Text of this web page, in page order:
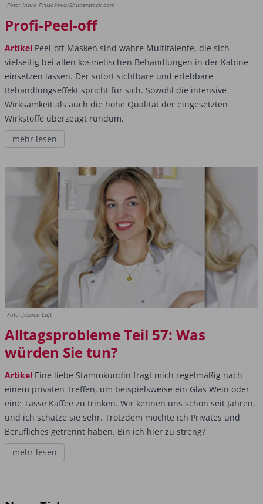
Foto: Inara Prusakova/Shutterstock.com
Profi-Peel-off
Artikel Peel-off-Masken sind wahre Multitalente, die sich
vielseitig bei allen kosmetischen Behandlungen in der Kabine
einsetzen lassen. Der sofort sichtbare und erlebbare
Behandlungseffekt spricht für sich. Sowohl die intensive
Wirksamkeit als auch die hohe Qualität der eingesetzten
Wirkstoffe überzeugt rundum.
mehr lesen
Foto: Jessica Luft
Alltagsprobleme Teil 57: Was
würden Sie tun?
Artikel Eine liebe Stammkundin fragt mich regelmäßig nach
einem privaten Treffen, um beispielsweise ein Glas Wein oder
eine Tasse Kaffee zu trinken. Wir kennen uns schon seit Jahren,
und ich schätze sie sehr. Trotzdem möchte ich Privates und
Berufliches getrennt haben. Bin ich hier zu streng?
mehr lesen